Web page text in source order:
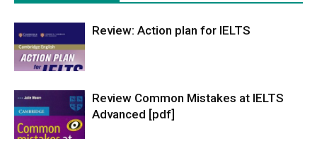
Review: Action plan for IELTS
Review Common Mistakes at IELTS
Advanced [pdf]